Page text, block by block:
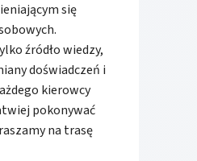
się
źródło wiedzy,
doświadczeń i
kierowcy
pokonywać
na trasę